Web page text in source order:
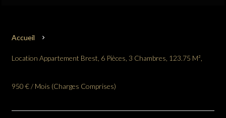
Accueil
Location Appartement Brest, 6 Pièces, 3 Chambres, 123.75 M²,
950 € / Mois (Charges Comprises)